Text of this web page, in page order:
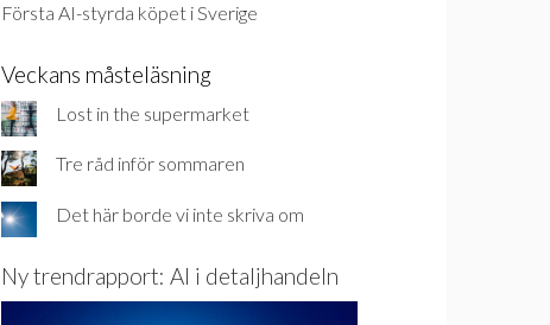
Första AI-styrda köpet i Sverige
Veckans måsteläsning
Lost in the supermarket
Tre råd inför sommaren
Det här borde vi inte skriva om
Ny trendrapport: AI i detaljhandeln